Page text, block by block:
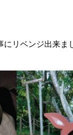
にリベンジ出来ま